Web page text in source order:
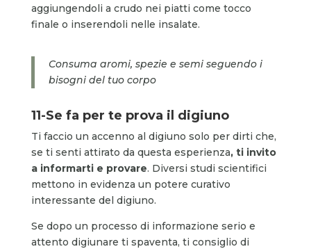
aggiungendoli a crudo nei piatti come tocco
finale o inserendoli nelle insalate.
Consuma aromi, spezie e semi seguendo i
bisogni del tuo corpo
11-Se fa per te prova il digiuno
Ti faccio un accenno al digiuno solo per dirti che,
se ti senti attirato da questa esperienza, ti invito
a informarti e provare. Diversi studi scientifici
mettono in evidenza un potere curativo
interessante del digiuno.
Se dopo un processo di informazione serio e
attento digiunare ti spaventa, ti consiglio di